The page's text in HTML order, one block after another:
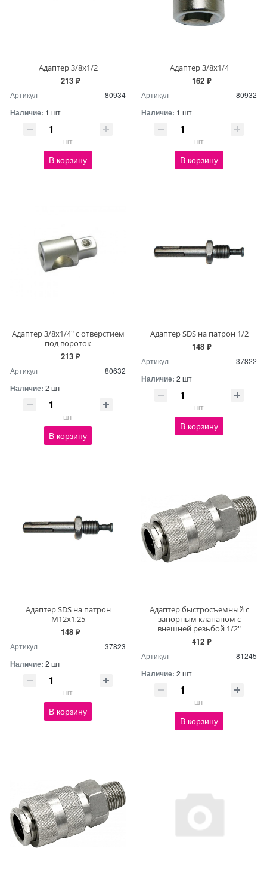
Адаптер 3/8х1/2
213 ₽
Артикул 80934
Наличие: 1 шт
шт
В корзину
Адаптер 3/8х1/4
162 ₽
Артикул 80932
Наличие: 1 шт
шт
В корзину
Адаптер 3/8х1/4" с отверстием
под вороток
213 ₽
Артикул 80632
Наличие: 2 шт
шт
В корзину
Адаптер SDS на патрон 1/2
148 ₽
Артикул 37822
Наличие: 2 шт
шт
В корзину
Адаптер SDS на патрон
М12х1,25
148 ₽
Артикул 37823
Наличие: 2 шт
шт
В корзину
Адаптер быстросъемный с
запорным клапаном с
внешней резьбой 1/2"
412 ₽
Артикул 81245
Наличие: 2 шт
шт
В корзину